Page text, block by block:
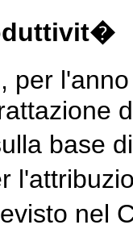
l'anno
base
nel